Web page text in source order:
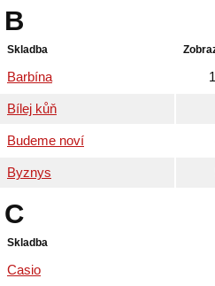
B
Skladba
Barbína
Bílej kůň
Budeme noví
Byznys
C
Skladba
Casio